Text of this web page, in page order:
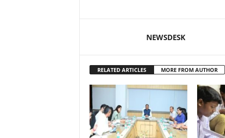
NEWSDESK
RELATED ARTICLES MORE FROM AUTHOR